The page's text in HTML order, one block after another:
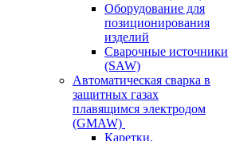
Оборудование для
позиционирования
изделий
Сварочные источники
(SAW)
Автоматическая сварка в
защитных газах
плавящимся электродом
(GMAW)
Каретки,